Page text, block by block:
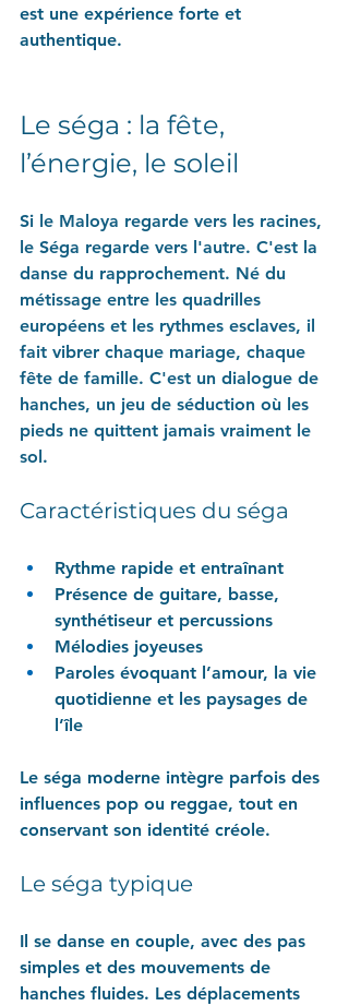
est une expérience forte et
authentique.
Le séga : la fête,
l’énergie, le soleil
Si le Maloya regarde vers les racines,
le Séga regarde vers l'autre. C'est la
danse du rapprochement. Né du
métissage entre les quadrilles
européens et les rythmes esclaves, il
fait vibrer chaque mariage, chaque
fête de famille. C'est un dialogue de
hanches, un jeu de séduction où les
pieds ne quittent jamais vraiment le
sol.
Caractéristiques du séga
Rythme rapide et entraînant
Présence de guitare, basse,
synthétiseur et percussions
Mélodies joyeuses
Paroles évoquant l’amour, la vie
quotidienne et les paysages de
l’île
Le séga moderne intègre parfois des
influences pop ou reggae, tout en
conservant son identité créole.
Le séga typique
Il se danse en couple, avec des pas
simples et des mouvements de
hanches fluides. Les déplacements